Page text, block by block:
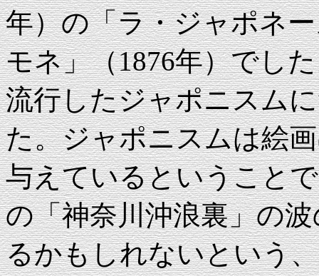
年）の「ラ・ジャポネ
モネ」（1876年）でし
流行したジャポニスム
た。ジャポニスムは絵
与えているということ
の「神奈川沖浪裏」の
るかもしれないという